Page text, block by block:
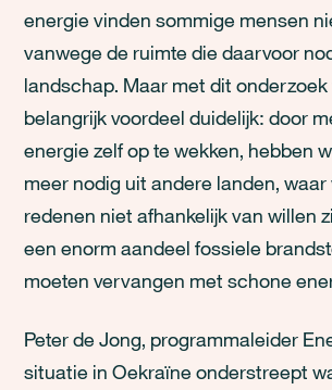
energie vinden sommige mensen
vanwege de ruimte die daarvoor
landschap. Maar met dit
belangrijk voordeel duidelijk: door
energie zelf op te wekken, hebben
meer nodig uit andere landen, waar
redenen niet afhankelijk van willen
een enorm aandeel fossiele
moeten vervangen met schone
Peter de Jong, programmaleider
situatie in Oekraïne onderstreept